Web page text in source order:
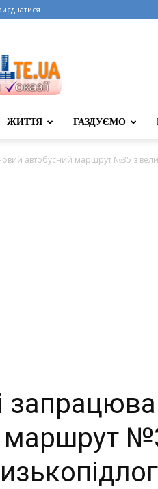
ЖИТТЯ ГАЗДУЄМО
автобусний маршрут №35 з
маршрут